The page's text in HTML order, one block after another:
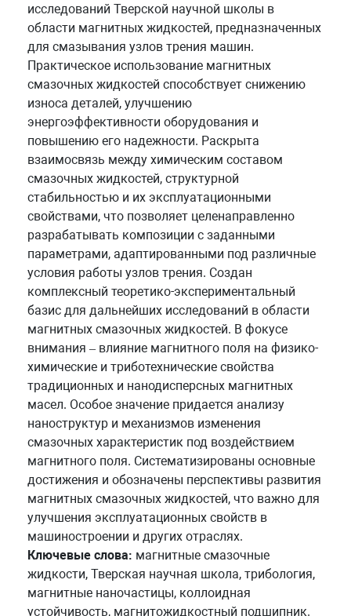
исследований Тверской научной школы в
области магнитных жидкостей, предназначенных
для смазывания узлов трения машин.
Практическое использование магнитных
смазочных жидкостей способствует снижению
износа деталей, улучшению
энергоэффективности оборудования и
повышению его надежности. Раскрыта
взаимосвязь между химическим составом
смазочных жидкостей, структурной
стабильностью и их эксплуатационными
свойствами, что позволяет целенаправленно
разрабатывать композиции с заданными
параметрами, адаптированными под различные
условия работы узлов трения. Создан
комплексный теоретико-экспериментальный
базис для дальнейших исследований в области
магнитных смазочных жидкостей. В фокусе
внимания – влияние магнитного поля на физико-
химические и триботехнические свойства
традиционных и нанодисперсных магнитных
масел. Особое значение придается анализу
наноструктур и механизмов изменения
смазочных характеристик под воздействием
магнитного поля. Систематизированы основные
достижения и обозначены перспективы развития
магнитных смазочных жидкостей, что важно для
улучшения эксплуатационных свойств в
машиностроении и других отраслях.
Ключевые слова: магнитные смазочные
жидкости, Тверская научная школа, трибология,
магнитные наночастицы, коллоидная
устойчивость, магнитожидкостный подшипник.